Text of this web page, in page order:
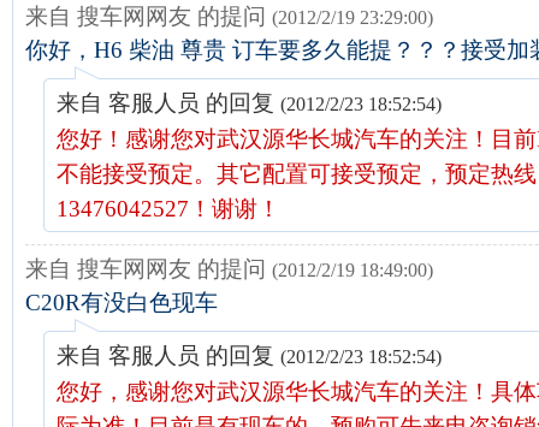
来自 搜车网网友 的提问 (2012/2/19 23:29:00)
你好，H6 柴油 尊贵 订车要多久能提？？？接受加
来自 客服人员 的回复 (2012/2/23 18:52:54)
您好！感谢您对武汉源华长城汽车的关注！目
不能接受预定。其它配置可接受预定，预定热
13476042527！谢谢！
来自 搜车网网友 的提问 (2012/2/19 18:49:00)
C20R有没白色现车
来自 客服人员 的回复 (2012/2/23 18:52:54)
您好，感谢您对武汉源华长城汽车的关注！具